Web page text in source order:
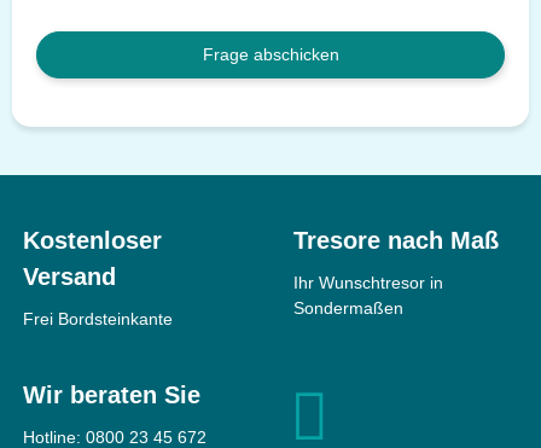
Frage abschicken
Kostenloser
Versand
Frei Bordsteinkante
Tresore nach Maß
Ihr Wunschtresor in
Sondermaßen
Wir beraten Sie
Hotline: 0800 23 45 672